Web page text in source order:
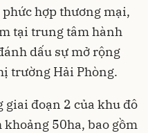
hợp thương mại,
tại trung tâm hành
dấu sự mở rộng
trường Hải Phòng.
giai đoạn 2 của khu đô
50ha, bao gồm